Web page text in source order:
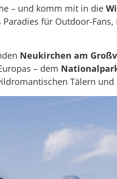
– und komm mit in die
für Outdoor-
Neukirchen am
– dem
Tälern